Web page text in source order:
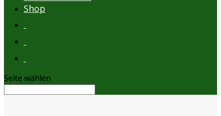
Shop
Seite wählen